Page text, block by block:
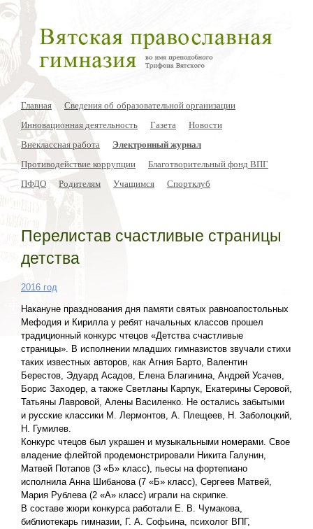
Главная
Сведения об образовательной организации
Инновационная деятельность
Газета
Новости
Внеклассная работа
Электронный журнал
Противодействие коррупции
Благотворительный фонд ВПГ
ПФДО
Родителям Учащимся Спортклуб
Перелистав счастливые страницы
детства
2016 год
Накануне празднования дня памяти святых равноапостольных
Мефодия и Кирилла у ребят начальных классов прошел
традиционный конкурс чтецов «Детства счастливые
страницы». В исполнении младших гимназистов звучали стихи
таких известных авторов, как Агния Барто, Валентин
Берестов, Эдуард Асадов, Елена Благинина, Андрей Усачев,
Борис Заходер, а также Светланы Карпук, Екатерины Серовой,
Татьяны Лавровой, Алены Василенко. Не остались забытыми
и русские классики М. Лермонтов, А. Плещеев, Н. Заболоцкий,
Н. Гумилев.
Конкурс чтецов был украшен и музыкальными номерами. Свое
владение флейтой продемонстрировали Никита Галунин,
Матвей Потапов (3 «Б» класс), пьесы на фортепиано
исполнила Анна Шибанова (7 «Б» класс), Сергеев Матвей,
Мария Рублева (2 «А» класс) играли на скрипке.
В составе жюри конкурса работали Е. В. Чумакова,
библиотекарь гимназии, Г. А. Софьина, психолог ВПГ,